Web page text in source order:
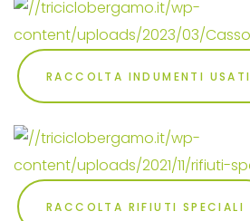
RACCOLTA INDUMENTI USATI
RACCOLTA RIFIUTI SPECIALI